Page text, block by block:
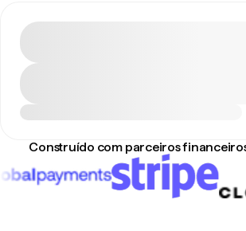
Construído com parceiros